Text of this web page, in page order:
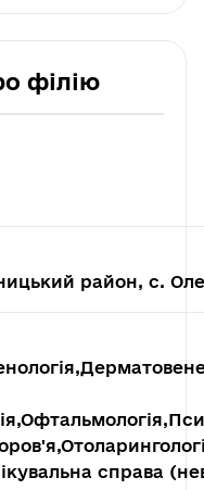
філію
район, с.
справа